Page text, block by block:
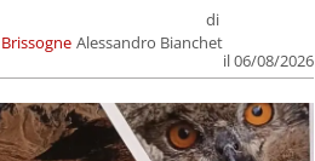
Brissogne
di
Alessandro Bianchet
il 06/08/2026